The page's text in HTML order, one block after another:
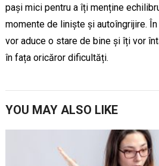
pași mici pentru a îți menține
momente de liniște și autoîngrijire.
vor aduce o stare de bine și îți vor
în fața oricăror dificultăți.
YOU MAY ALSO LIKE